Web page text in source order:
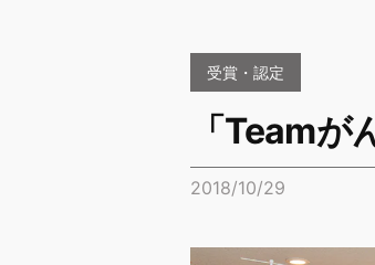
受賞・認定
「Team
2018/10/29